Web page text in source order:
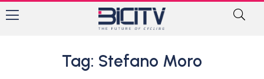
Tag: Stefano Moro